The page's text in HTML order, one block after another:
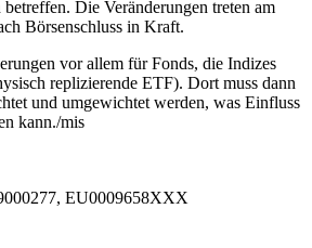
Die Veränderungen treten am
Börsenschluss in Kraft.
vor allem für Fonds, die Indizes
replizierende ETF). Dort muss dann
und umgewichtet werden, was Einfluss
kann./mis
EU0009658XXX